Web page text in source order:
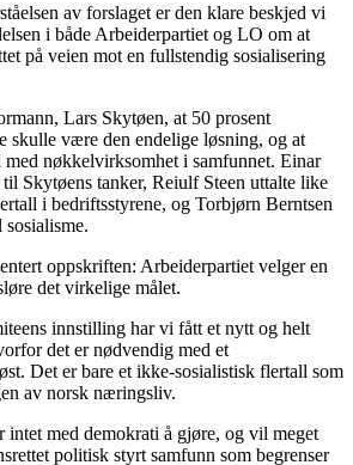
av forslaget er den klare beskjed vi
i både Arbeiderpartiet og LO om at
på veien mot en fullstendig sosialisering
Lars Skytøen, at 50 prosent
skulle være den endelige løsning, og at
med nøkkelvirksomhet i samfunnet. Einar
Skytøens tanker, Reiulf Steen uttalte like
i bedriftsstyrene, og Torbjørn Berntsen
sosialisme.
oppskriften: Arbeiderpartiet velger en
det virkelige målet.
innstilling har vi fått et nytt og helt
det er nødvendig med et
Det er bare et ikke-sosialistisk flertall som
av norsk næringsliv.
intet med demokrati å gjøre, og vil meget
politisk styrt samfunn som begrenser